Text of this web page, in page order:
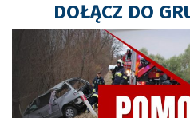
DOŁĄCZ DO